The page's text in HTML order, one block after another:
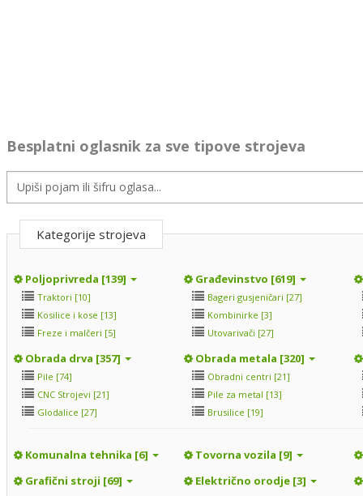
Besplatni oglasnik za sve tipove strojeva
Kategorije strojeva
Poljoprivreda [139]
Traktori [10]
Kosilice i kose [13]
Freze i malčeri [5]
Građevinstvo [619]
Bageri gusjeničari [27]
Kombinirke [3]
Utovarivači [27]
Obrada drva [357]
Pile [74]
CNC Strojevi [21]
Glodalice [27]
Obrada metala [320]
Obradni centri [21]
Pile za metal [13]
Brusilice [19]
Komunalna tehnika [6]
Tovorna vozila [9]
Grafični stroji [69]
Električno orodje [3]